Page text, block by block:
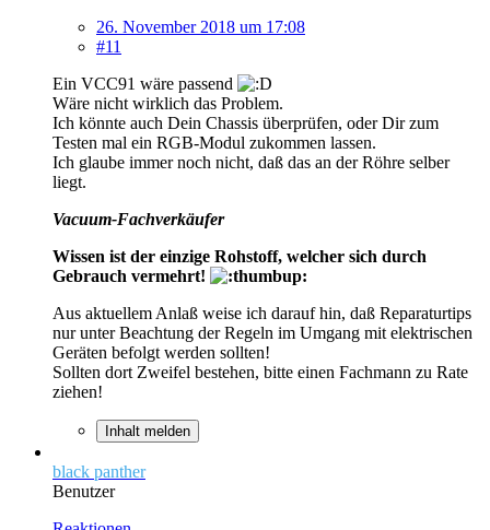
26. November 2018 um 17:08
#11
Ein VCC91 wäre passend
Wäre nicht wirklich das Problem.
Ich könnte auch Dein Chassis überprüfen, oder Dir zum
Testen mal ein RGB-Modul zukommen lassen.
Ich glaube immer noch nicht, daß das an der Röhre selber
liegt.
Vacuum-Fachverkäufer
Wissen ist der einzige Rohstoff, welcher sich durch
Gebrauch vermehrt!
Aus aktuellem Anlaß weise ich darauf hin, daß Reparaturtips
nur unter Beachtung der Regeln im Umgang mit elektrischen
Geräten befolgt werden sollten!
Sollten dort Zweifel bestehen, bitte einen Fachmann zu Rate
ziehen!
Inhalt melden
black panther
Benutzer